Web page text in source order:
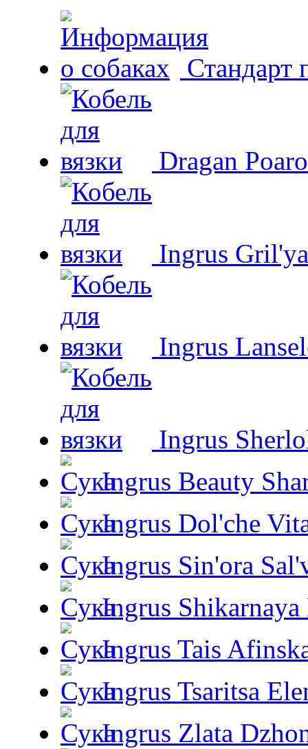
Dragan
Ingrus
Ingrus
Ingrus
Ingrus Beauty
Ingrus Dol'che
Ingrus Sin'ora
Ingrus Shikarnaya
Ingrus Tais
Ingrus Tsaritsa
Ingrus Zlata